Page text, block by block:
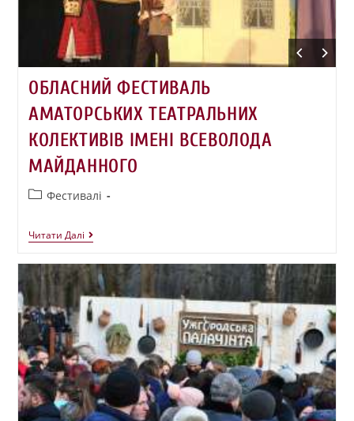
ОБЛАСНИЙ ФЕСТИВАЛЬ
АМАТОРСЬКИХ ТЕАТРАЛЬНИХ
КОЛЕКТИВІВ ІМЕНІ ВСЕВОЛОДА
МАЙДАННОГО
Фестивалі
Читати Далі